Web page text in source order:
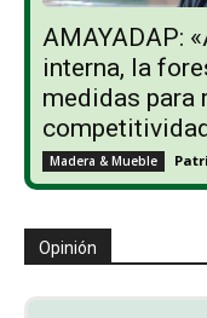
AMAYADAP:
interna, la
medidas para
Madera & Mueble
Opinión